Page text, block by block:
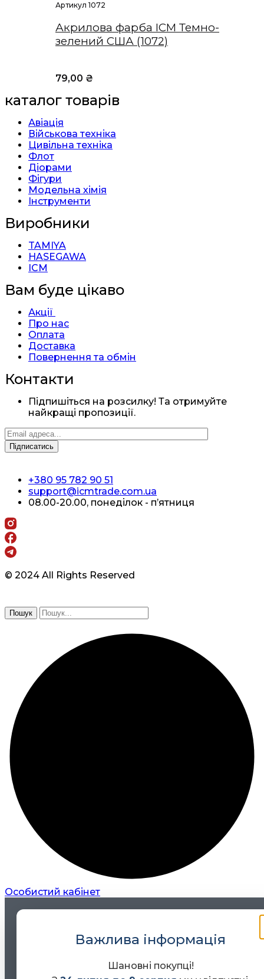
Артикул 1072
Акрилова фарба ICM Темно-
зелений США (1072)
79,00 ₴
каталог товарів
Авіація
Військова техніка
Цивільна техніка
Флот
Діорами
Фігури
Модельна хімія
Інструменти
Виробники
TAMIYA
HASEGAWA
ICM
Вам буде цікаво
Акції
Про нас
Оплата
Доставка
Повернення та обмін
Контакти
Підпишіться на розсилку! Та отримуйте
найкращі пропозиції.
+380 95 782 90 51
support@icmtrade.com.ua
08.00-20.00, понеділок - п’ятниця
© 2024 All Rights Reserved
Пошук
Особистий кабінет
Важлива інформація
Шановні покупці!